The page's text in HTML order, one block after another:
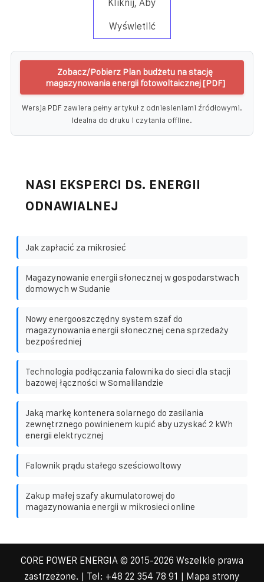
Kliknij, Aby
Wyświetlić
Zobacz/Pobierz Plan budżetu na stację
magazynowania energii fotowoltaicznej [PDF]
Wersja PDF zawiera pełny artykuł z odniesieniami źródłowymi.
Idealna do druku i czytania offline.
NASI EKSPERCI DS. ENERGII
ODNAWIALNEJ
Jak zapłacić za mikrosieć
Magazynowanie energii słonecznej w gospodarstwach
domowych w Sudanie
Nowy energooszczędny system szaf do
magazynowania energii słonecznej cena sprzedaży
bezpośredniej
Technologia podłączania falownika do sieci dla stacji
bazowej łączności w Somalilandzie
Jaką markę kontenera solarnego do zasilania
zewnętrznego powinienem kupić aby uzyskać 2 kWh
energii elektrycznej
Falownik prądu stałego sześciowoltowy
Zakup małej szafy akumulatorowej do
magazynowania energii w mikrosieci online
CORE POWER ENERGIA © 2015-2026 Wszelkie prawa
zastrzeżone. | Tel: +48 22 354 78 91 Mapa strony